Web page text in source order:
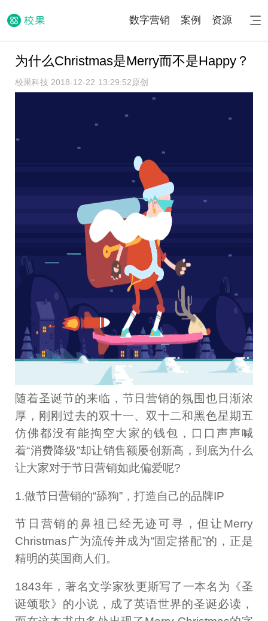
数字营销 案例 资源
为什么Christmas是Merry而不是Happy？
校果科技 2018-12-22 13:29:52原创
随着圣诞节的来临，节日营销的氛围也日渐浓
厚，刚刚过去的双十一、双十二和黑色星期五
仿佛都没有能掏空大家的钱包，口口声声喊
着“消费降级”却让销售额屡创新高，到底为什么
让大家对于节日营销如此偏爱呢?
1.做节日营销的“舔狗”，打造自己的品牌IP
节日营销的鼻祖已经无迹可寻，但让Merry
Christmas广为流传并成为“固定搭配”的，正是
精明的英国商人们。
1843年，著名文学家狄更斯写了一本名为《圣
诞颂歌》的小说，成了英语世界的圣诞必读，